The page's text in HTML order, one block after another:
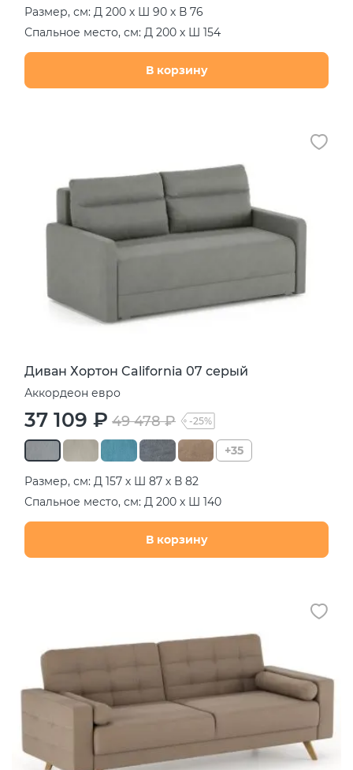
Размер, см: Д 200 х Ш 90 х В 76
Спальное место, см: Д 200 х Ш 154
В корзину
Диван Хортон California 07 серый
Аккордеон евро
37 109 ₽ 49 478 ₽ -25%
+35
Размер, см: Д 157 х Ш 87 х В 82
Спальное место, см: Д 200 х Ш 140
В корзину